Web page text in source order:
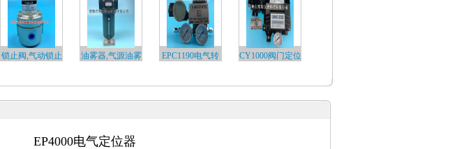
锁止阀,气动锁止
油雾器,气源油雾
EPC1190电气转
CY1000阀门定位
EP4000电气定位器